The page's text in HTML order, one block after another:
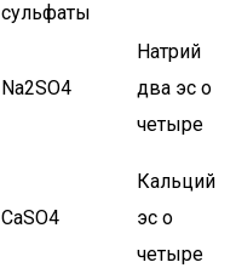
сульфаты
Na2SO4
Натрий
два эс о
четыре
CaSО4
Кальций
эс о
четыре